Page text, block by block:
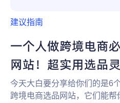
建议指南
一个人做跨境电商
网站！超实用选品
今天大白要分享给你们的是6
跨境电商选品网站，它们能